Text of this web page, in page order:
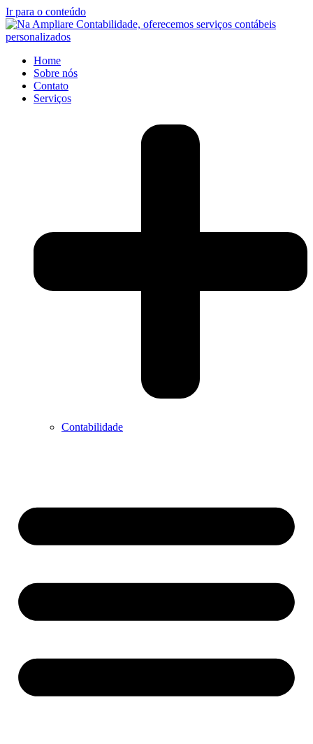
Ir para o conteúdo
Home
Sobre nós
Contato
Serviços
Contabilidade